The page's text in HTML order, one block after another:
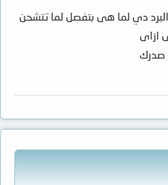
دي لما هى بتفصل لما تتشحن
ازاى
صدرك